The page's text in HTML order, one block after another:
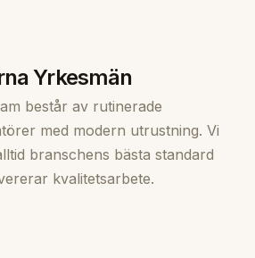
Yrkesmän
består av rutinerade
med modern utrustning. Vi
branschens bästa standard
kvalitetsarbete.